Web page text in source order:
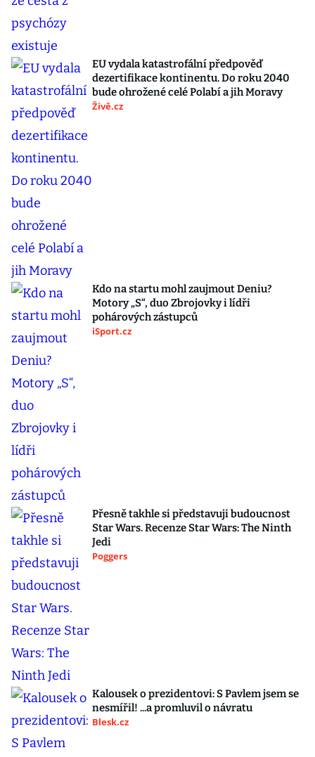
EU vydala katastrofální předpověď
dezertifikace kontinentu. Do roku 2040
bude ohrožené celé Polabí a jih Moravy
Živě.cz
Kdo na startu mohl zaujmout Deniu?
Motory „S“, duo Zbrojovky i lídři
pohárových zástupců
iSport.cz
Přesně takhle si představuji budoucnost
Star Wars. Recenze Star Wars: The Ninth
Jedi
Poggers
Kalousek o prezidentovi: S Pavlem jsem se
nesmířil! ...a promluvil o návratu
Blesk.cz